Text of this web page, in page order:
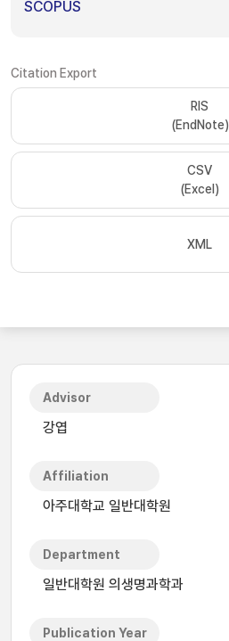
SCOPUS
Citation Export
RIS
(EndNote)
CSV
(Excel)
XML
Advisor
강엽
Affiliation
아주대학교 일반대학원
Department
일반대학원 의생명과학과
Publication Year